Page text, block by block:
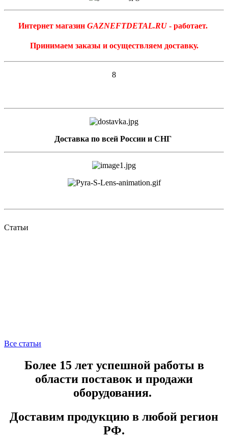
Интернет магазин GAZNEFTDETAL.RU- работает.
Принимаем заказы и осуществляем доставку.
8
Доставка по всей России и СНГ
Статьи
Все статьи
Более 15 лет успешной работы в
области поставок и продажи
оборудования.
Доставим продукцию в любой регион
РФ.